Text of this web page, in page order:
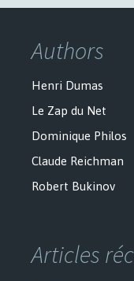
Authors
Henri Dumas
Le Zap du Net
Dominique Philos
Claude Reichman
Robert Bukinov
Articles